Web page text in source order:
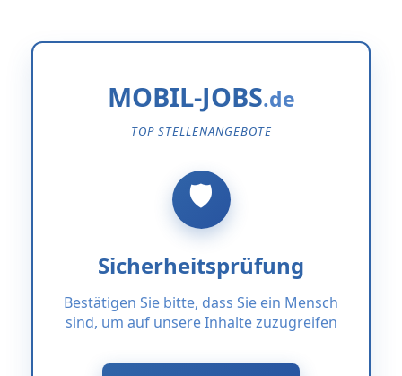
MOBIL-JOBS
TOP STELLENANGEBOTE
Sicherheitsprüfung
Bestätigen Sie bitte, dass Sie ein Mensch
sind, um auf unsere Inhalte zuzugreifen